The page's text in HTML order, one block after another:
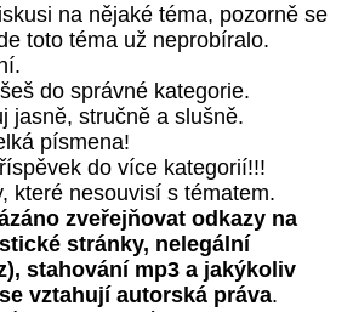
na nějaké téma, pozorně se
toto téma už neprobíralo.
do správné kategorie.
jasně, stručně a slušně.
písmena!
do více kategorií!!!
které nesouvisí s tématem.
zveřejňovat odkazy na
stránky, nelegální
stahování mp3 a jakýkoliv
vztahují autorská práva.